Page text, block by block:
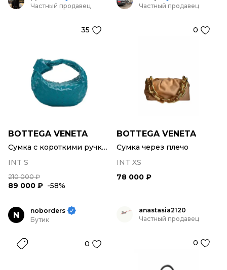
Частный продавец
35
BOTTEGA VENETA
Сумка с короткими ручками
INT S
210 000 ₽
89 000 ₽ -58%
Частный продавец
0
BOTTEGA VENETA
Сумка через плечо
INT XS
78 000 ₽
N
noborders
Бутик
0
anastasia2120
Частный продавец
0